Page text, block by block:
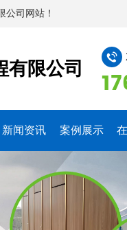
公司网站！
有限公司
新闻资讯 案例展示